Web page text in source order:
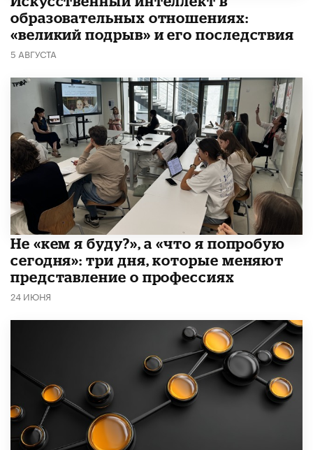
образовательных отношениях:
«великий подрыв» и его последствия
5 АВГУСТА
Не «кем я буду?», а «что я попробую
сегодня»: три дня, которые меняют
представление о профессиях
24 ИЮНЯ